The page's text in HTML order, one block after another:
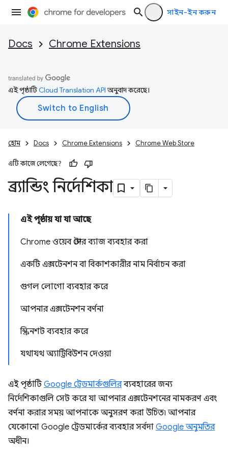
সাইন-ইন করুন
Docs Chrome Extensions
এই পৃষ্ঠাটিCloud Translation APIঅনুবাদ করেছে।
হোম Docs Chrome Extensions Chrome Web Store
এটি কাজে লেগেছে?
ব্র্যান্ডিং নির্দেশিকা
এই পৃষ্ঠায় যা যা আছে
Chrome ওয়েব স্টোর ব্যাজ ব্যবহার করা
একটি এক্সটেনশন বা বিকাশকারীর নাম নির্বাচন করা
গুগল লোগো ব্যবহার করে
আপনার এক্সটেনশন বর্ণনা
স্ক্রিনশট ব্যবহার করে
যথাযথ অ্যাট্রিবিউশন দেওয়া
এই পৃষ্ঠাটিGoogle ট্রেডমার্কগুলিরব্যবহারের জন্য
নির্দেশিকাগুলি সেট করে যা আপনার এক্সটেনশনের নামকরণ এবং
বর্ণনা করার সময় আপনাকে অনুসরণ করা উচিত৷ আপনার
যেকোনো Google ট্রেডমার্কের ব্যবহার সর্বদা Google অনুমতির
অধীন।